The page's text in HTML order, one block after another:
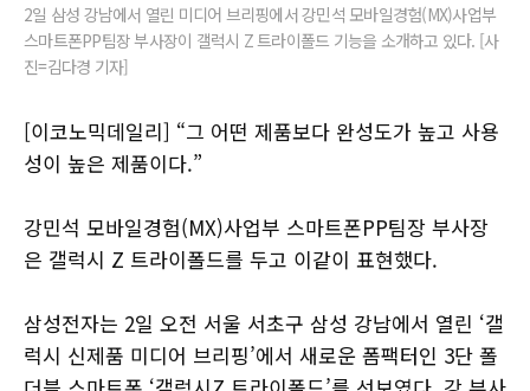
2일 삼성 강남에서 열린 미디어 브리핑에서 강민석 모바일경험(MX)사업부
스마트폰PP팀장 부사장이 갤럭시 Z 트라이폴드 기능을 소개하고 있다. [사
진=김다경 기자]
[이코노믹데일리] “그 어떤 제품보다 완성도가 높고 사용
성이 높은 제품이다.”
강민석 모바일경험(MX)사업부 스마트폰PP팀장 부사장
은 갤럭시 Z 트라이폴드를 두고 이같이 표현했다.
삼성전자는 2일 오전 서울 서초구 삼성 강남에서 열린 ‘갤
럭시 신제품 미디어 브리핑’에서 새로운 폼팩터인 3단 폴